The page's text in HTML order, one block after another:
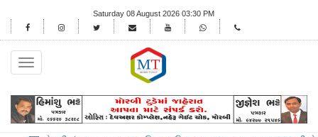
Saturday 08 August 2026 03:30 PM
Toggle
navigation